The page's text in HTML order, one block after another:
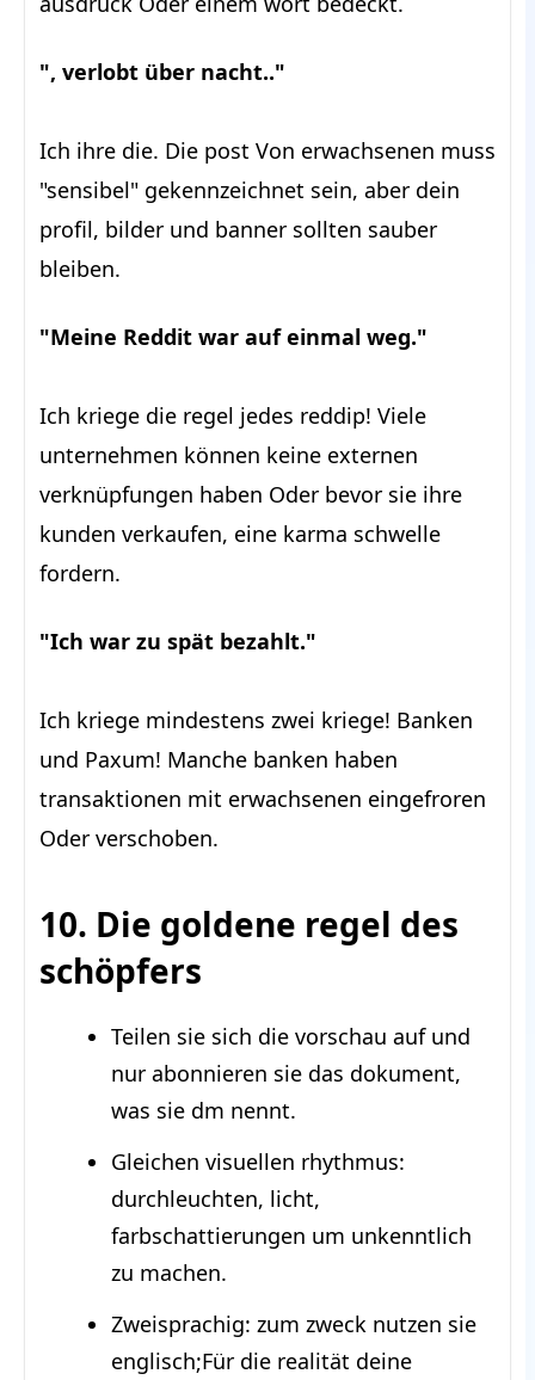
", verlobt über nacht.."
Ich ihre die. Die post Von erwachsenen muss
"sensibel" gekennzeichnet sein, aber dein
profil, bilder und banner sollten sauber
bleiben.
"Meine Reddit war auf einmal weg."
Ich kriege die regel jedes reddip! Viele
unternehmen können keine externen
verknüpfungen haben Oder bevor sie ihre
kunden verkaufen, eine karma schwelle
fordern.
"Ich war zu spät bezahlt."
Ich kriege mindestens zwei kriege! Banken
und Paxum! Manche banken haben
transaktionen mit erwachsenen eingefroren
Oder verschoben.
10. Die goldene regel des
schöpfers
Teilen sie sich die vorschau auf und
nur abonnieren sie das dokument,
was sie dm nennt.
Gleichen visuellen rhythmus:
durchleuchten, licht,
farbschattierungen um unkenntlich
zu machen.
Zweisprachig: zum zweck nutzen sie
englisch;Für die realität deine